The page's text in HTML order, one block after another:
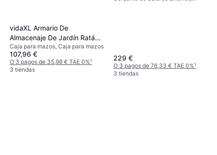
vidaXL Armario De
Almacenaje De Jardín Ratán
PE Negro 100x55.5x80 cm
Caja para mazos, Caja para mazos
107,96 €
O 3 pagos de 35,98 € TAE 0%¹
3 tiendas
229 €
O 3 pagos de 76,33 € TAE 0%¹
3 tiendas